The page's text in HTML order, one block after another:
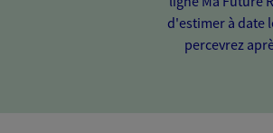
d'estimer à date
percevrez